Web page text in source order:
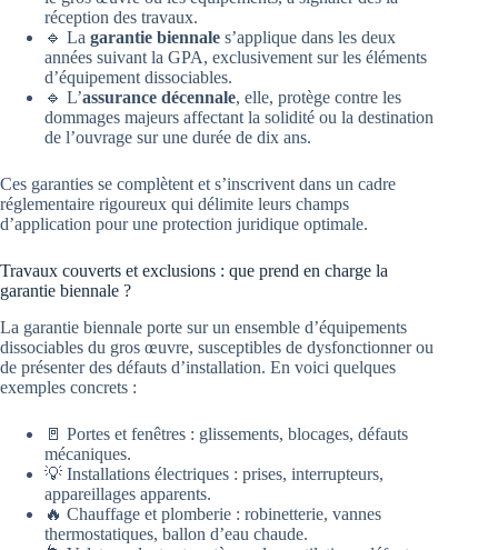
réception des travaux.
🔹 La garantie biennale s’applique dans les deux
années suivant la GPA, exclusivement sur les éléments
d’équipement dissociables.
🔹 L’assurance décennale, elle, protège contre les
dommages majeurs affectant la solidité ou la destination
de l’ouvrage sur une durée de dix ans.
Ces garanties se complètent et s’inscrivent dans un cadre
réglementaire rigoureux qui délimite leurs champs
d’application pour une protection juridique optimale.
Travaux couverts et exclusions : que prend en charge la
garantie biennale ?
La garantie biennale porte sur un ensemble d’équipements
dissociables du gros œuvre, susceptibles de dysfonctionner ou
de présenter des défauts d’installation. En voici quelques
exemples concrets :
🚪 Portes et fenêtres : glissements, blocages, défauts
mécaniques.
💡 Installations électriques : prises, interrupteurs,
appareillages apparents.
🔥 Chauffage et plomberie : robinetterie, vannes
thermostatiques, ballon d’eau chaude.